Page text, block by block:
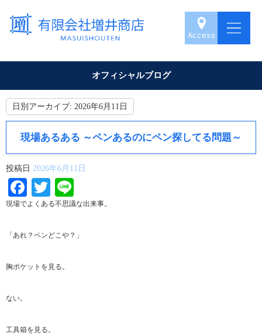
オフィシャルブログ
日別アーカイブ: 2026年6月11日
現場あるある ～ペンあるのにペン探してる問題～
投稿日 2026年6月11日
Facebook
Twitter
現場でよくある不思議な出来事。
「あれ？ペンどこや？」
胸ポケットを見る。
ない。
工具箱を見る。